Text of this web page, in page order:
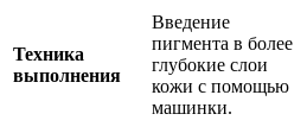
Техника
выполнения
Введение
пигмента в более
глубокие слои
кожи с помощью
машинки.